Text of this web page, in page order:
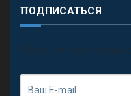
ПОДПИСАТЬСЯ
П олучить